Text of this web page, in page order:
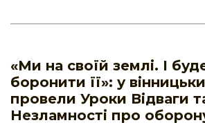
«Ми на своїй землі. І
боронити її»: у
провели Уроки Відваги
Незламності про